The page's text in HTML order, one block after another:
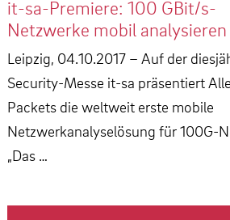
it-sa-Premiere: 100 GBit/s-
Netzwerke mobil analysieren
Leipzig, 04.10.2017 – Auf der
Security-Messe it-sa präsentiert
Packets die weltweit erste mobile
Netzwerkanalyselösung für 100G-
„Das …